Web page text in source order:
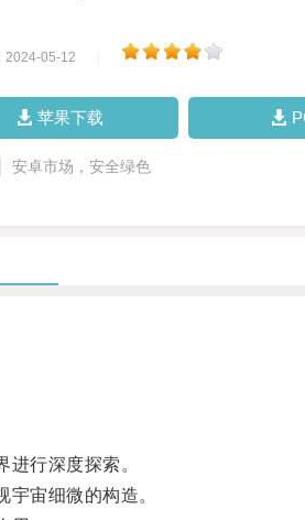
2024-05-12
苹果下载
安卓市场，安全绿色
行深度探索。
宙细微的构造。